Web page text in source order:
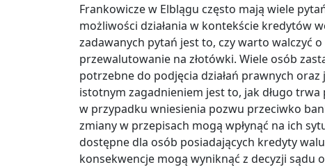
Frankowicze w Elblągu często mają wiele
możliwości działania w kontekście kredytów
zadawanych pytań jest to, czy warto walczyć
przewalutowanie na złotówki. Wiele osób
potrzebne do podjęcia działań prawnych
istotnym zagadnieniem jest to, jak długo
w przypadku wniesienia pozwu przeciwko
zmiany w przepisach mogą wpłynąć na ich
dostępne dla osób posiadających kredyty
konsekwencje mogą wyniknąć z decyzji